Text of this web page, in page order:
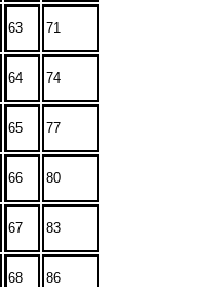
63 71
64 74
65 77
66 80
67 83
68 86